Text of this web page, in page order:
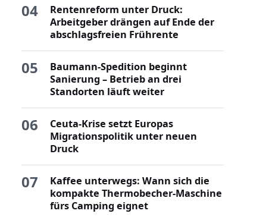
04
Rentenreform unter Druck:
Arbeitgeber drängen auf Ende der
abschlagsfreien Frührente
05
Baumann-Spedition beginnt
Sanierung – Betrieb an drei
Standorten läuft weiter
06
Ceuta-Krise setzt Europas
Migrationspolitik unter neuen
Druck
07
Kaffee unterwegs: Wann sich die
kompakte Thermobecher-Maschine
fürs Camping eignet